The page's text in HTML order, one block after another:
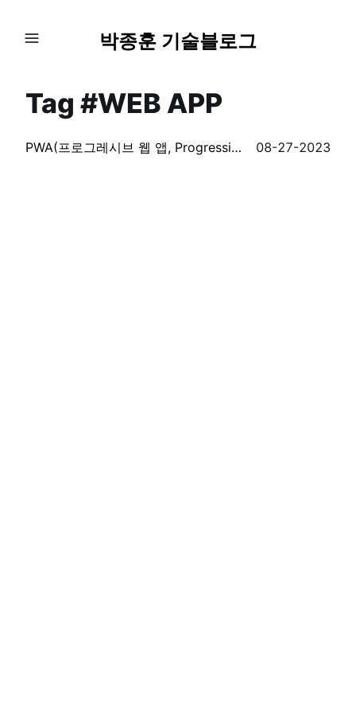
박종훈 기술블로그
Tag #WEB APP
PWA(프로그레시브 웹 앱, Progressive Web App) 만들어보기 (with vitepwa) 08-27-2023